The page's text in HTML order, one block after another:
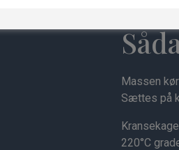
Massen
Sættes på
220°C